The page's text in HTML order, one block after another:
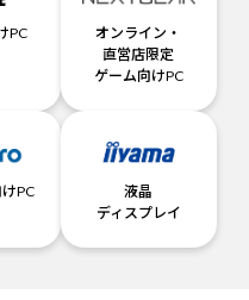
PC
オンライン・
直営店限定
ゲーム向けPC
PC
液晶
ディスプレイ